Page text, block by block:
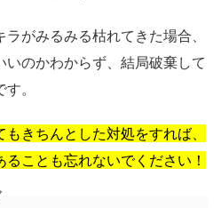
がみるみる枯れてきた場合、
いのかわからず、結局破棄して
。
きちんとした対処をすれば、
ことも忘れないでください！